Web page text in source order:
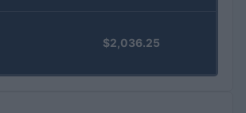
$2,036.25